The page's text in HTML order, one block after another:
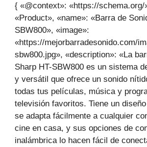
{ «@context»: «https://schema.org/
«Product», «name»: «Barra de
SBW800», «image»:
«https://mejorbarradesonido.com/
sbw800.jpg», «description»: «La
Sharp HT-SBW800 es un sistema
y versátil que ofrece un sonido
todas tus películas, música y
televisión favoritos. Tiene un
se adapta fácilmente a cualquier
cine en casa, y sus opciones de
inalámbrica lo hacen fácil de